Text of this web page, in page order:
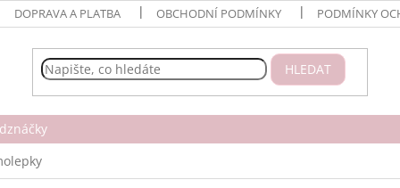
DOPRAVA A PLATBA OBCHODNÍ PODMÍNKY PODMÍNKY
HLEDAT